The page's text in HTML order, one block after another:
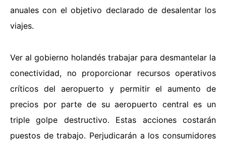
anuales con el objetivo declarado de desalentar los
viajes.
Ver al gobierno holandés trabajar para desmantelar la
conectividad, no proporcionar recursos operativos
críticos del aeropuerto y permitir el aumento de
precios por parte de su aeropuerto central es un
triple golpe destructivo. Estas acciones costarán
puestos de trabajo. Perjudicarán a los consumidores